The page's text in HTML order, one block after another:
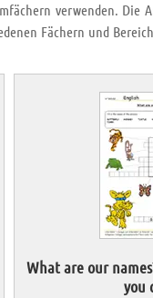
verwenden. Die
Fächern und
What are our
you